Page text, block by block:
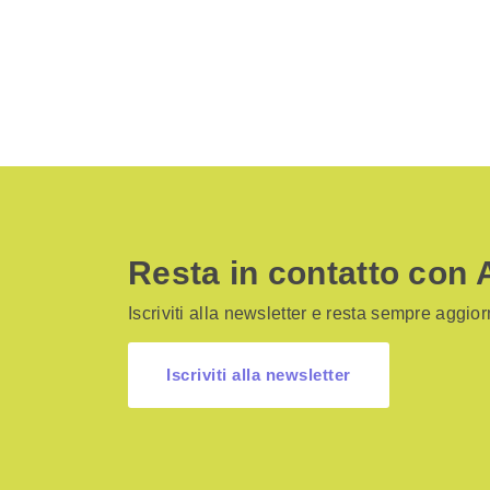
Resta in contatto con
Iscriviti alla newsletter e resta sempre
Iscriviti alla newsletter